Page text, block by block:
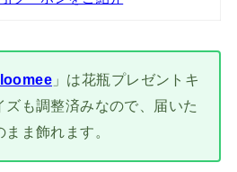
」は花瓶プレゼントキ
ズも調整済みなので、届いた
まま飾れます。